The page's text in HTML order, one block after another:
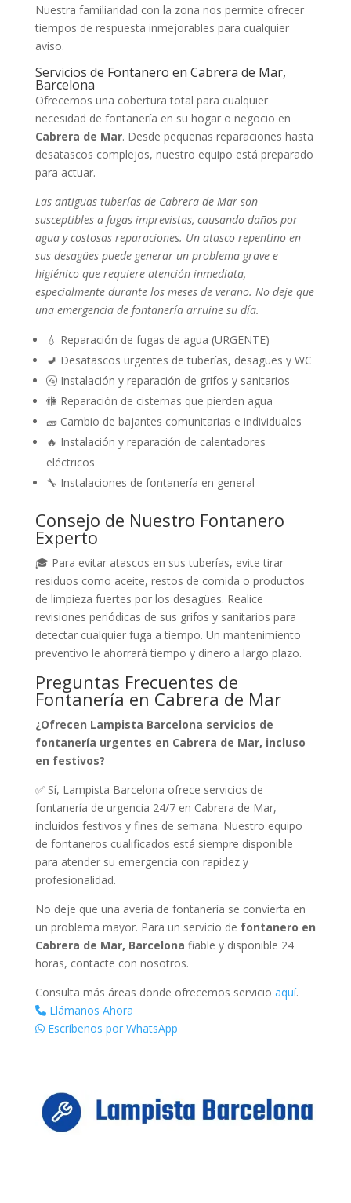
Nuestra familiaridad con la zona nos permite ofrecer
tiempos de respuesta inmejorables para cualquier
aviso.
Servicios de Fontanero en Cabrera de Mar,
Barcelona
Ofrecemos una cobertura total para cualquier
necesidad de fontanería en su hogar o negocio en
Cabrera de Mar. Desde pequeñas reparaciones hasta
desatascos complejos, nuestro equipo está preparado
para actuar.
Las antiguas tuberías de Cabrera de Mar son
susceptibles a fugas imprevistas, causando daños por
agua y costosas reparaciones. Un atasco repentino en
sus desagües puede generar un problema grave e
higiénico que requiere atención inmediata,
especialmente durante los meses de verano. No deje que
una emergencia de fontanería arruine su día.
💧 Reparación de fugas de agua (URGENTE)
🚽 Desatascos urgentes de tuberías, desagües y WC
🚰 Instalación y reparación de grifos y sanitarios
🚻 Reparación de cisternas que pierden agua
🧱 Cambio de bajantes comunitarias e individuales
🔥 Instalación y reparación de calentadores
eléctricos
🔧 Instalaciones de fontanería en general
Consejo de Nuestro Fontanero
Experto
🎓 Para evitar atascos en sus tuberías, evite tirar
residuos como aceite, restos de comida o productos
de limpieza fuertes por los desagües. Realice
revisiones periódicas de sus grifos y sanitarios para
detectar cualquier fuga a tiempo. Un mantenimiento
preventivo le ahorrará tiempo y dinero a largo plazo.
Preguntas Frecuentes de
Fontanería en Cabrera de Mar
¿Ofrecen Lampista Barcelona servicios de
fontanería urgentes en Cabrera de Mar, incluso
en festivos?
✅ Sí, Lampista Barcelona ofrece servicios de
fontanería de urgencia 24/7 en Cabrera de Mar,
incluidos festivos y fines de semana. Nuestro equipo
de fontaneros cualificados está siempre disponible
para atender su emergencia con rapidez y
profesionalidad.
No deje que una avería de fontanería se convierta en
un problema mayor. Para un servicio de fontanero en
Cabrera de Mar, Barcelona fiable y disponible 24
horas, contacte con nosotros.
Consulta más áreas donde ofrecemos servicio aquí.
Llámanos Ahora
Escríbenos por WhatsApp